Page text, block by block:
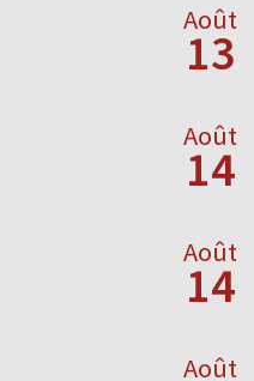
Août
13
Août
14
Août
14
Août